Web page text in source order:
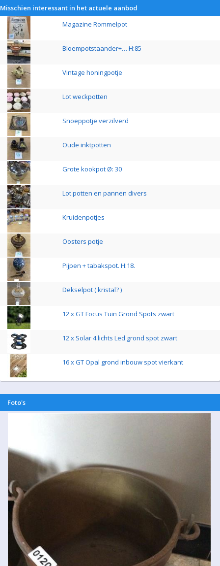
Misschien interessant in het actuele aanbod
Magazine Rommelpot
Bloempotstaander+… H:85
Vintage honingpotje
Lot weckpotten
Snoeppotje verzilverd
Oude inktpotten
Grote kookpot Ø: 30
Lot potten en pannen divers
Kruidenpotjes
Oosters potje
Pijpen + tabakspot. H:18.
Dekselpot ( kristal? )
12 x GT Focus Tuin Grond Spots zwart
12 x Solar 4 lichts Led grond spot zwart
16 x GT Opal grond inbouw spot vierkant
Foto's